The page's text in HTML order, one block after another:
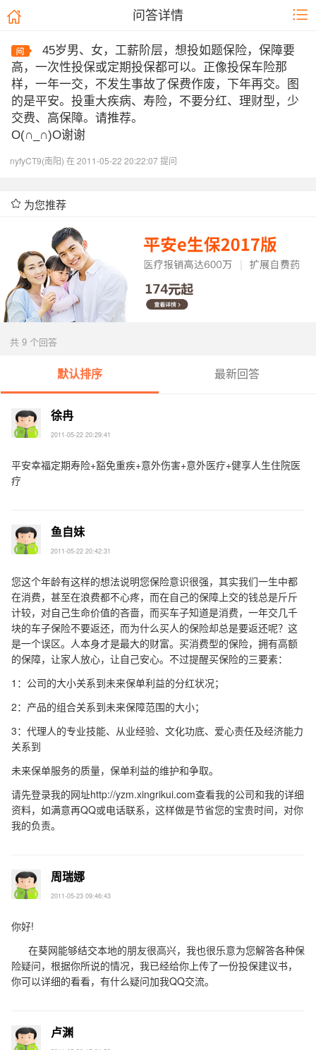
问答详情
45岁男、女，工薪阶层，想投如题保险，保障要
高，一次性投保或定期投保都可以。正像投保车险那
样，一年一交，不发生事故了保费作废，下年再交。图
的是平安。投重大疾病、寿险，不要分红、理财型，少
交费、高保障。请推荐。
O(∩_∩)O谢谢
nyfyCT9(南阳) 在 2011-05-22 20:22:07 提问
为您推荐
共 9 个回答
默认排序 最新回答
徐冉
2011-05-22 20:29:41
平安幸福定期寿险+豁免重疾+意外伤害+意外医疗+健享人生住院医
疗
鱼自妹
2011-05-22 20:42:31
您这个年龄有这样的想法说明您保险意识很强，其实我们一生中都
在消费，甚至在浪费都不心疼，而在自己的保障上交的钱总是斤斤
计较，对自己生命价值的吝啬，而买车子知道是消费，一年交几千
块的车子保险不要返还，而为什么买人的保险却总是要返还呢？这
是一个误区。人本身才是最大的财富。买消费型的保险，拥有高额
的保障，让家人放心，让自己安心。不过提醒买保险的三要素：
1：公司的大小关系到未来保单利益的分红状况；
2：产品的组合关系到未来保障范围的大小；
3：代理人的专业技能、从业经验、文化功底、爱心责任及经济能力
关系到
未来保单服务的质量，保单利益的维护和争取。
请先登录我的网址http://yzm.xingrikui.com查看我的公司和我的详细
资料，如满意再QQ或电话联系，这样做是节省您的宝贵时间，对你
我的负责。
周瑞娜
2011-05-23 09:46:43
你好!
在葵网能够结交本地的朋友很高兴，我也很乐意为您解答各种保
险疑问，根据你所说的情况，我已经给你上传了一份投保建议书，
你可以详细的看看，有什么疑问加我QQ交流。
卢渊